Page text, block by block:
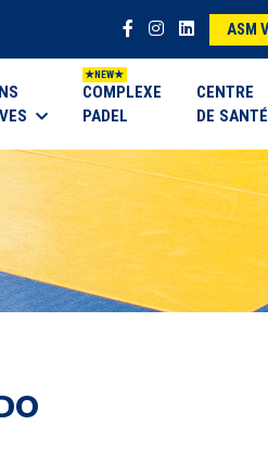
ASM
COMPLEXE
PADEL
CENTRE
DE SANTÉ